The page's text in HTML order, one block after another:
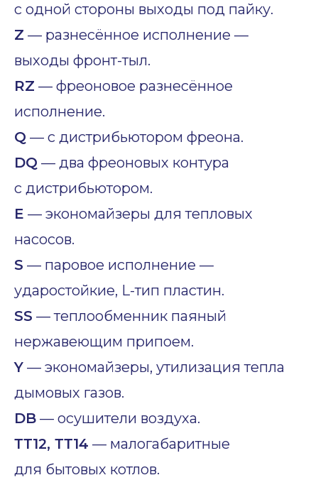
с одной стороны выходы под пайку.
Z — разнесённое исполнение —
выходы фронт-тыл.
RZ — фреоновое разнесённое
исполнение.
Q — с дистрибьютором фреона.
DQ — два фреоновых контура
с дистрибьютором.
E — экономайзеры для тепловых
насосов.
S — паровое исполнение —
ударостойкие, L-тип пластин.
SS — теплообменник паяный
нержавеющим припоем.
Y — экономайзеры, утилизация тепла
дымовых газов.
DB — осушители воздуха.
ТТ12, ТТ14 — малогабаритные
для бытовых котлов.